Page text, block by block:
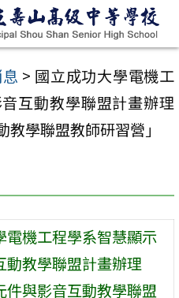
> 國立成功大學電機工
互動教學聯盟計畫辦理
教學聯盟教師研習營」
電機工程學系智慧顯示
動教學聯盟計畫辦理
件與影音互動教學聯盟